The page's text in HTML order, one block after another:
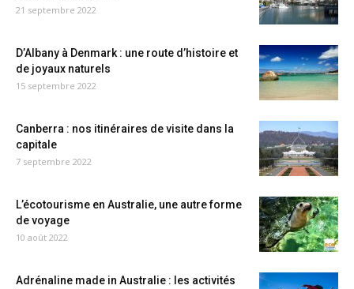
21 septembre 2022
D’Albany à Denmark : une route d’histoire et
de joyaux naturels
15 septembre 2022
Canberra : nos itinéraires de visite dans la
capitale
7 septembre 2022
L’écotourisme en Australie, une autre forme
de voyage
10 août 2022
Adrénaline made in Australie : les activités